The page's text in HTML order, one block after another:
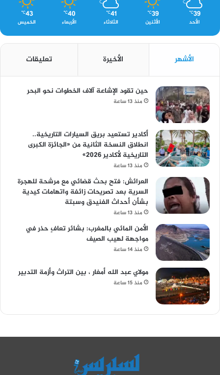
39
℃
الأحد
39
℃
الأثنين
41
℃
الثلاثاء
40
℃
الأربعاء
43
℃
الخميس
الأشهر الأخيرة تعليقات
حين تقود الإشاعة آلاف الخطوات نحو البحر
منذ 13 ساعة
أكادير تستعيد بريق السيارات التاريخية..
انطلاق النسخة الثانية من «الجائزة الكبرى
التاريخية لأكادير 2026»
منذ 13 ساعة
العرائش: فتح بحث قضائي مع مرشحة للهجرة
السرية بعد تصريحات زائفة واتهامات كيدية
بشأن أحداث الفنيدق وسبتة
منذ 13 ساعة
الأمن المائي بالمغرب: بشائر تعافٍ حذر في
مواجهة لهيب الصيف
منذ 14 ساعة
مولاي عبد الله أمغار ، بين التراث وأزمة التدبير
منذ 15 ساعة